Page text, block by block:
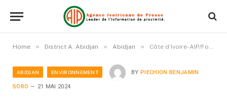
Home » District A. Abidjan » Abidjan » Côte d’Ivoire-AIP/Forum mondial de l’eau en Indonésie : Laurent Tchagba partage la vision du Président Alassane Ouattara en matière de GIRE
ABIDJAN ENVIRONNEMENT BY PIECHION BENJAMIN
SORO 21 MAI 2024